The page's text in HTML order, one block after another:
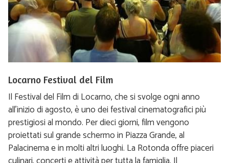
Locarno Festival del Film
Il Festival del Film di Locarno, che si svolge ogni anno
all’inizio di agosto, è uno dei festival cinematografici più
prestigiosi al mondo. Per dieci giorni, film vengono
proiettati sul grande schermo in Piazza Grande, al
Palacinema e in molti altri luoghi. La Rotonda offre piaceri